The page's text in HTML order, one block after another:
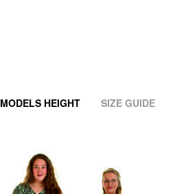
MODELS HEIGHT SIZE GUIDE